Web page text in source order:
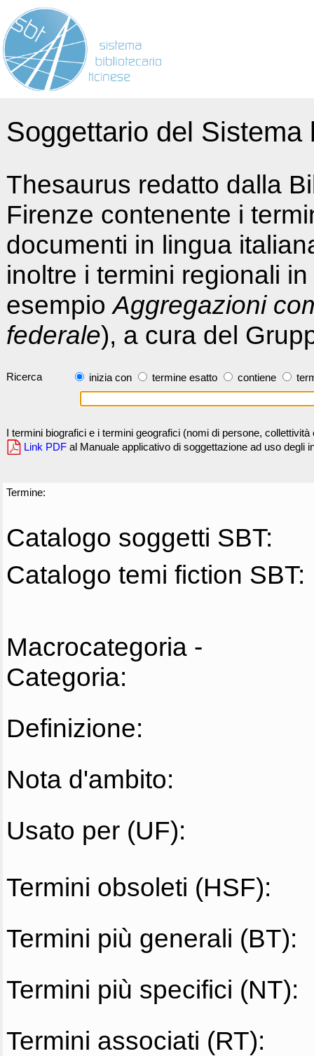
Soggettario del
Thesaurus redatto dalla
Firenze contenente i
documenti in lingua
inoltre i termini regionali
esempioAggregazioni
federale), a cura del
Ricerca inizia con termine esatto contiene
I termini biografici e i termini geografici (nomi di persone,
Link PDF al Manuale applicativo di soggettazione ad uso degli
Termine:
Catalogo soggetti SBT:
Catalogo temi fiction SBT:
Macrocategoria -
Categoria:
Definizione:
Nota d'ambito:
Usato per (UF):
Termini obsoleti (HSF):
Termini più generali (BT):
Termini più specifici (NT):
Termini associati (RT):